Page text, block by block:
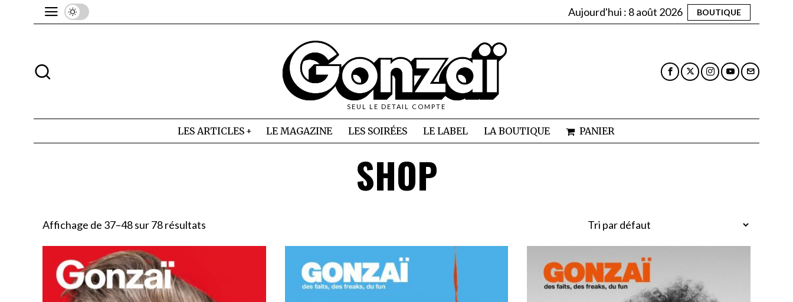
Aujourd'hui : 8 août 2026 BOUTIQUE
SEUL LE DETAIL COMPTE
LES ARTICLES LE MAGAZINE LES SOIRÉES LE LABEL LA BOUTIQUE PANIER
SHOP
Affichage de 37–48 sur 78 résultats